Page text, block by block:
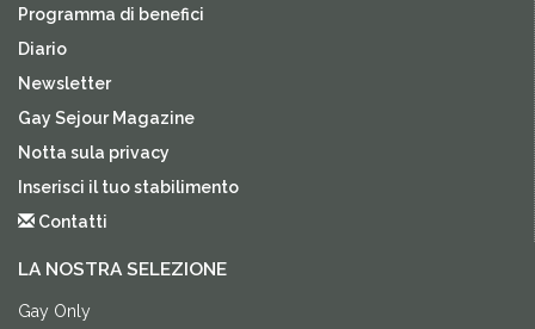
Programma di benefici
Diario
Newsletter
Gay Sejour Magazine
Notta sula privacy
Inserisci il tuo stabilimento
Contatti
LA NOSTRA SELEZIONE
Gay Only